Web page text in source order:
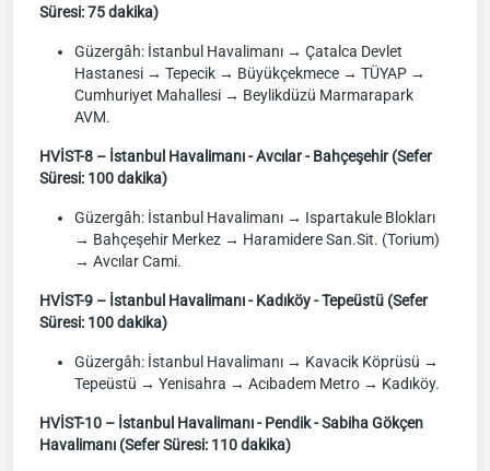
Süresi: 75 dakika)
Güzergâh: İstanbul Havalimanı → Çatalca Devlet
Hastanesi → Tepecik → Büyükçekmece → TÜYAP →
Cumhuriyet Mahallesi → Beylikdüzü Marmarapark
AVM.
HVİST-8 – İstanbul Havalimanı - Avcılar - Bahçeşehir (Sefer
Süresi: 100 dakika)
Güzergâh: İstanbul Havalimanı → Ispartakule Blokları
→ Bahçeşehir Merkez → Haramidere San.Sit. (Torium)
→ Avcılar Cami.
HVİST-9 – İstanbul Havalimanı - Kadıköy - Tepeüstü (Sefer
Süresi: 100 dakika)
Güzergâh: İstanbul Havalimanı → Kavacik Köprüsü →
Tepeüstü → Yenisahra → Acıbadem Metro → Kadıköy.
HVİST-10 – İstanbul Havalimanı - Pendik - Sabiha Gökçen
Havalimanı (Sefer Süresi: 110 dakika)